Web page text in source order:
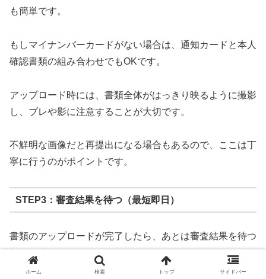
も簡単です。
もしマイナンバーカードがない場合は、通知カードと本人
確認書類の組み合わせでもOKです。
アップロード時には、書類全体がはっきり映るように撮影
し、ブレや影に注意することが大切です。
不鮮明な画像だと再提出になる場合もあるので、ここは丁
寧に行うのがポイントです。
STEP3：審査結果を待つ（最短即日）
書類のアップロードが完了したら、あとは審査結果を待つ
だけです。
ホーム 検索 トップ サイドバー